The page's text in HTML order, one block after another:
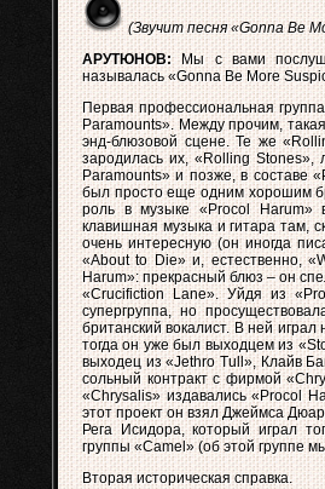
(Звучит песня «Gonna Be
АРУТЮНОВ:Мы с вами
называлась «Gonna Be More
Первая профессиональная
Paramounts». Между прочим,
энд-блюзовой сцене. Те же
зародилась их, «Rolling Stones»,
Paramounts» и позже, в составе
был просто еще одним хорошим
роль в музыке «Procol Harum»
клавишная музыка и гитара там,
очень интересную (он иногда
«About to Die» и, естественно,
Harum»: прекрасный блюз – он
«Crucifiction Lane». Уйдя из
супергруппа, но
британский вокалист. В ней
тогда он уже был выходцем из
выходец из «Jethro Tull», Клайв
сольный контракт с фирмой
«Chrysalis» издавались «Procol
этот проект он взял Джеймса
Рега Исидора, который играл
группы «Camel» (об этой группе
Вторая историческая справка.